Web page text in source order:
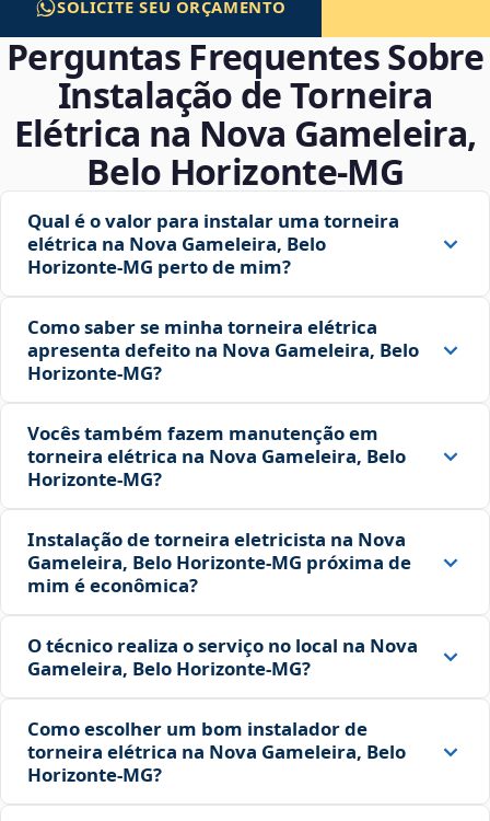
SOLICITE SEU ORÇAMENTO
Perguntas Frequentes Sobre
Instalação de Torneira
Elétrica na Nova Gameleira,
Belo Horizonte‑MG
Qual é o valor para instalar uma torneira
elétrica na Nova Gameleira, Belo
Horizonte‑MG perto de mim?
Como saber se minha torneira elétrica
apresenta defeito na Nova Gameleira, Belo
Horizonte‑MG?
Vocês também fazem manutenção em
torneira elétrica na Nova Gameleira, Belo
Horizonte‑MG?
Instalação de torneira eletricista na Nova
Gameleira, Belo Horizonte‑MG próxima de
mim é econômica?
O técnico realiza o serviço no local na Nova
Gameleira, Belo Horizonte‑MG?
Como escolher um bom instalador de
torneira elétrica na Nova Gameleira, Belo
Horizonte‑MG?